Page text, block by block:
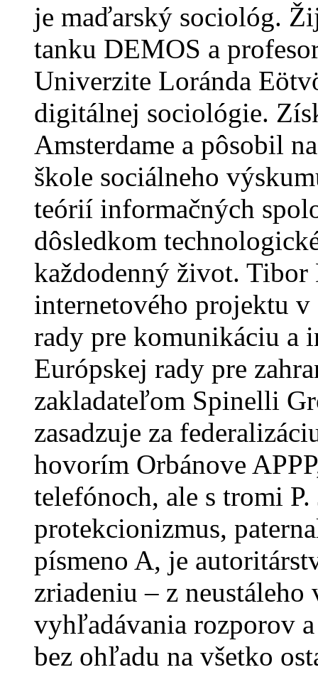
je maďarský sociológ.
tanku DEMOS a
Univerzite Loránda
digitálnej sociológie.
Amsterdame a pôsobil
škole sociálneho
teórií informačných
dôsledkom
každodenný život. Tibor
internetového projektu
rady pre komunikáciu a
Európskej rady pre
zakladateľom Spinelli
zasadzuje za
hovorím Orbánove
telefónoch, ale s tromi
protekcionizmus,
písmeno A, je
zriadeniu – z
vyhľadávania rozporov
bez ohľadu na všetko